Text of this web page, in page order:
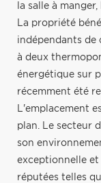
la salle à
La propriété
indépendants de
à deux
énergétique sur
récemment été
L'emplacement
plan. Le secteur
son
exceptionnelle
réputées telles